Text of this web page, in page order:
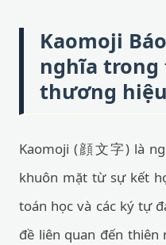
Kaomoji
nghĩa
thương
Kaomoji (顔文字) là
khuôn mặt từ sự kết
toán học và các ký tự
đề liên quan đến